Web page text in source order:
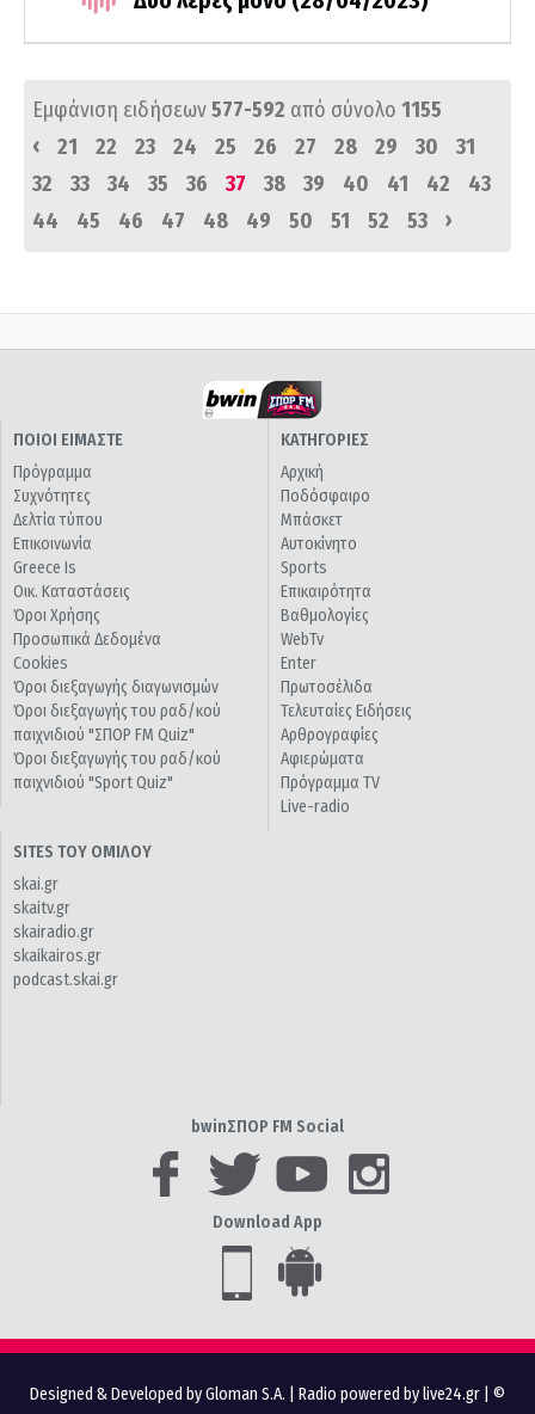
Εμφάνιση ειδήσεων577-592 από σύνολο 1155
‹
21 22 23 24 25 26 27 28 29 30
31
32
33 34 35 36 37 38 39 40 41 42
43
44
45 46 47 48 49 50 51 52 53 ›
ΠΟΙΟΙ ΕΙΜΑΣΤΕ
Πρόγραμμα
Συχνότητες
Δελτία τύπου
Επικοινωνία
Greece Is
Οικ. Καταστάσεις
Όροι Χρήσης
Προσωπικά Δεδομένα
Cookies
Όροι διεξαγωγής διαγωνισμών
Όροι διεξαγωγής του ραδ/κού
παιχνιδιού "ΣΠΟΡ FM Quiz"
Όροι διεξαγωγής του ραδ/κού
παιχνιδιού "Sport Quiz"
ΚΑΤΗΓΟΡΙΕΣ
Αρχική
Ποδόσφαιρο
Μπάσκετ
Αυτοκίνητο
Sports
Επικαιρότητα
Βαθμολογίες
WebTv
Enter
Πρωτοσέλιδα
Τελευταίες Ειδήσεις
Αρθρογραφίες
Αφιερώματα
Πρόγραμμα TV
Live-radio
SITES ΤΟΥ ΟΜΙΛΟΥ
skai.gr
skaitv.gr
skairadio.gr
skaikairos.gr
podcast.skai.gr
bwinΣΠΟΡ FM Social
Download App
Designed & Developed by Gloman S.A. Radio powered by live24.gr | ©